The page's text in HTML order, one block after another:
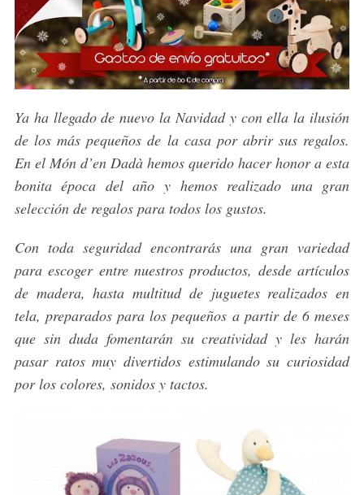
Ya ha llegado de nuevo la Navidad y con ella la ilusión
de los más pequeños de la casa por abrir sus regalos.
En el Món d’en Dadà hemos querido hacer honor a esta
bonita época del año y hemos realizado una gran
selección de regalos para todos los gustos.
Con toda seguridad encontrarás una gran variedad
para escoger entre nuestros productos, desde artículos
de madera, hasta multitud de juguetes realizados en
tela, preparados para los pequeños a partir de 6 meses
que sin duda fomentarán su creatividad y les harán
pasar ratos muy divertidos estimulando su curiosidad
por los colores, sonidos y tactos.